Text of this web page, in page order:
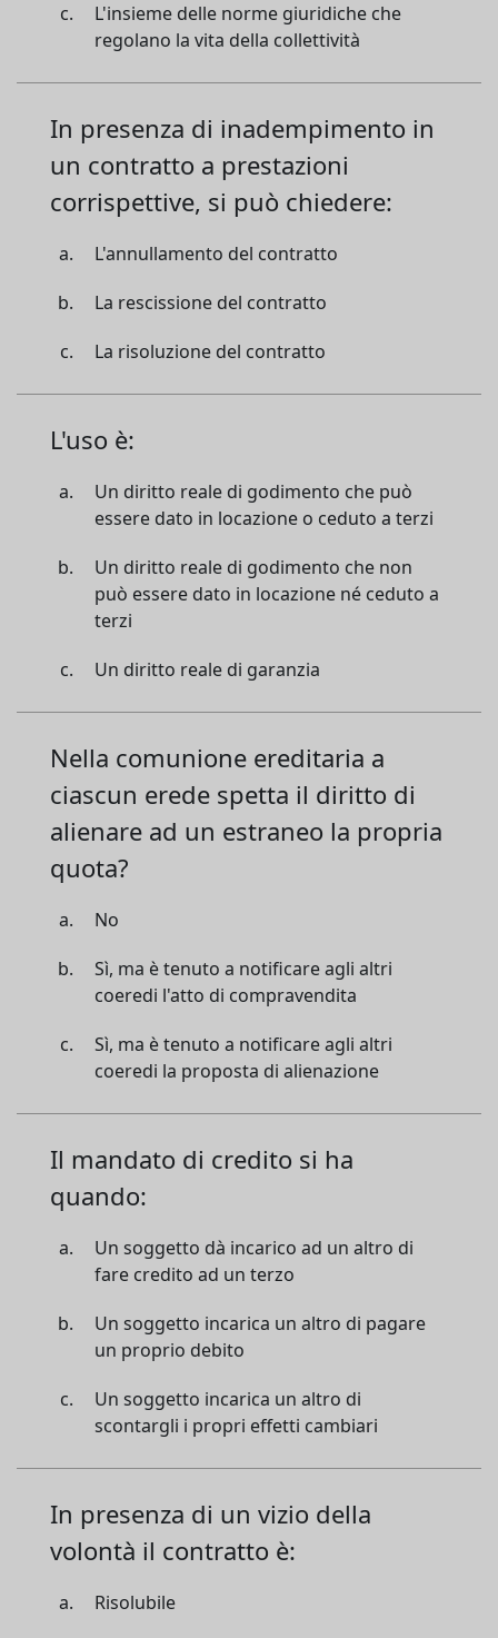
L'insieme delle norme giuridiche che
regolano la vita della collettività
In presenza di inadempimento in
un contratto a prestazioni
corrispettive, si può chiedere:
L'annullamento del contratto
La rescissione del contratto
La risoluzione del contratto
L'uso è:
Un diritto reale di godimento che può
essere dato in locazione o ceduto a terzi
Un diritto reale di godimento che non
può essere dato in locazione né ceduto a
terzi
Un diritto reale di garanzia
Nella comunione ereditaria a
ciascun erede spetta il diritto di
alienare ad un estraneo la propria
quota?
No
Sì, ma è tenuto a notificare agli altri
coeredi l'atto di compravendita
Sì, ma è tenuto a notificare agli altri
coeredi la proposta di alienazione
Il mandato di credito si ha
quando:
Un soggetto dà incarico ad un altro di
fare credito ad un terzo
Un soggetto incarica un altro di pagare
un proprio debito
Un soggetto incarica un altro di
scontargli i propri effetti cambiari
In presenza di un vizio della
volontà il contratto è:
Risolubile